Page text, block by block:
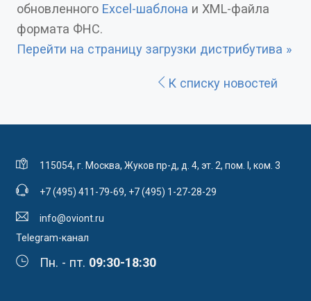
обновленного Excel-шаблона и XML-файла
формата ФНС.
Перейти на страницу загрузки дистрибутива »
К списку новостей
115054, г. Москва, Жуков пр-д, д. 4, эт. 2, пом. I, ком. 3
+7 (495) 411-79-69, +7 (495) 1-27-28-29
info@oviont.ru
Telegram-канал
Пн. - пт. 09:30-18:30